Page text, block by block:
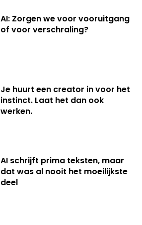
AI: Zorgen we voor vooruitgang
of voor verschraling?
Je huurt een creator in voor het
instinct. Laat het dan ook
werken.
AI schrijft prima teksten, maar
dat was al nooit het moeilijkste
deel